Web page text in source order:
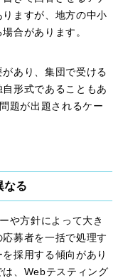
ますが、地方の中小
合があります。
あり、集団で受ける
形式であることもあ
題が出題されるケー
なる
や方針によって大き
募者を一括で処理す
採用する傾向があり
、Webテスティング